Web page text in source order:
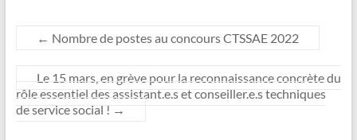
← Nombre de postes au concours CTSSAE 2022
Le 15 mars, en grève pour la reconnaissance concrète du
rôle essentiel des assistant.e.s et conseiller.e.s techniques
de service social ! →